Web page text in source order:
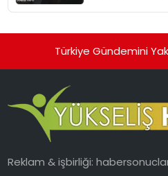
Türkiye Gündemini
Reklam & işbirliği: